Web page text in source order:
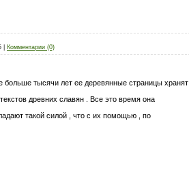
Комментарии (0)
больше тысячи лет ее деревянные страницы хранят
древних славян . Все это время она
такой силой , что с их помощью , по